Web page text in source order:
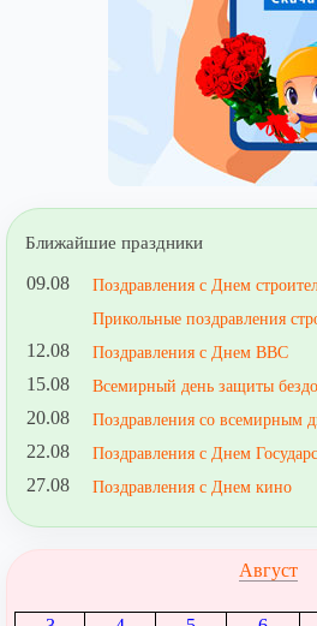
Ближайшие праздники
09.08
Поздравления с Днем
Прикольные поздравления
12.08 Поздравления с Днем ВВС
15.08 Всемирный день защиты
20.08 Поздравления со всемирным
22.08 Поздравления с Днем
27.08 Поздравления с Днем кино
Август